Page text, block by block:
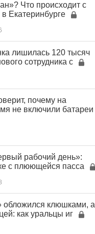
Что происходит с
Екатеринбурге
лишилась 120 тысяч
сотрудника с
почему на
не включили батареи
рабочий день»:
с плюющейся пасса
обложился клюшками, а
как уральцы иг